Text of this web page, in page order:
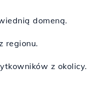
domeną.
regionu.
z okolicy.